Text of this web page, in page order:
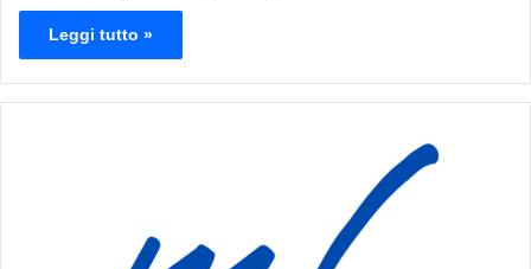
Leggi tutto »